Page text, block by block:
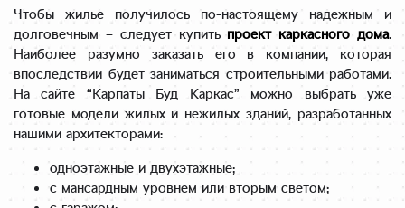
Чтобы жилье получилось по-настоящему надежным и
долговечным – следует купить проект каркасного дома.
Наиболее разумно заказать его в компании, которая
впоследствии будет заниматься строительными работами.
На сайте “Карпаты Буд Каркас” можно выбрать уже
готовые модели жилых и нежилых зданий, разработанных
нашими архитекторами:
одноэтажные и двухэтажные;
с мансардным уровнем или вторым светом;